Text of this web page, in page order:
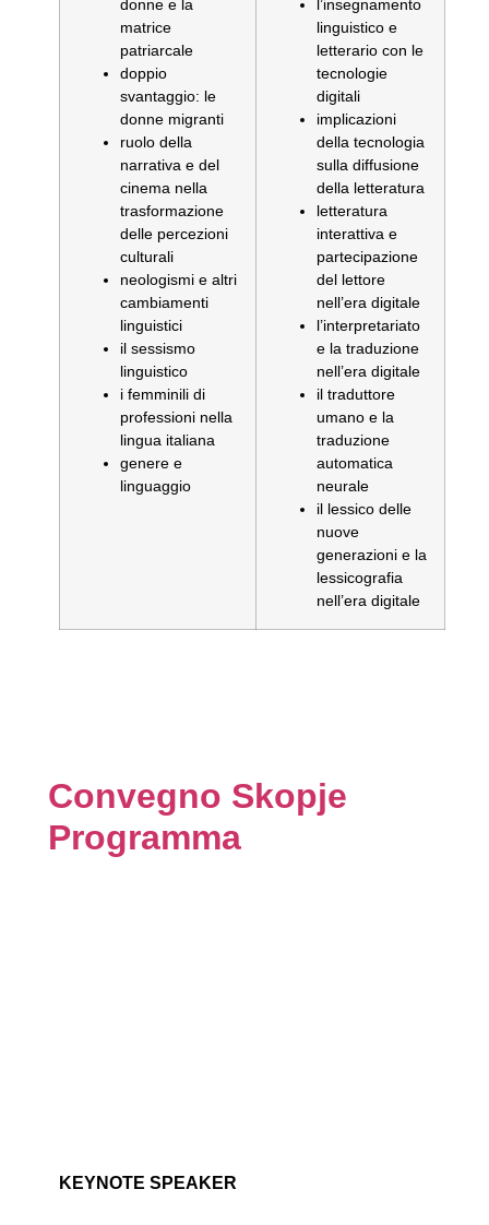
donne e la
matrice
patriarcale
doppio
svantaggio: le
donne migranti
ruolo della
narrativa e del
cinema nella
trasformazione
delle percezioni
culturali
neologismi e altri
cambiamenti
linguistici
il sessismo
linguistico
i femminili di
professioni nella
lingua italiana
genere e
linguaggio
l’insegnamento
linguistico e
letterario con le
tecnologie
digitali
implicazioni
della tecnologia
sulla diffusione
della letteratura
letteratura
interattiva e
partecipazione
del lettore
nell’era digitale
l’interpretariato
e la traduzione
nell’era digitale
il traduttore
umano e la
traduzione
automatica
neurale
il lessico delle
nuove
generazioni e la
lessicografia
nell’era digitale
Convegno Skopje
Programma
KEYNOTE SPEAKER